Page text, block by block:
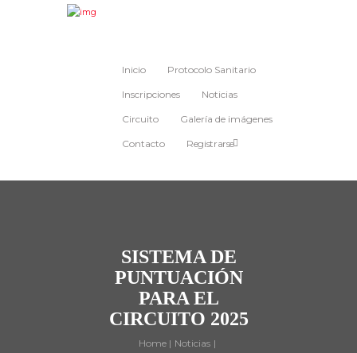
Inicio Protocolo Sanitario
Inscripciones Noticias
Circuito Galería de imágenes
Contacto Registrarse
SISTEMA DE
PUNTUACIÓN
PARA EL
CIRCUITO 2025
Home
Noticias